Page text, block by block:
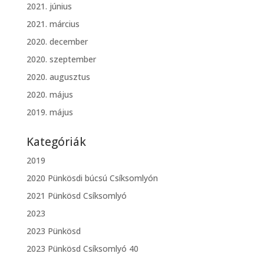
2021. június
2021. március
2020. december
2020. szeptember
2020. augusztus
2020. május
2019. május
Kategóriák
2019
2020 Pünkösdi búcsú Csíksomlyón
2021 Pünkösd Csíksomlyó
2023
2023 Pünkösd
2023 Pünkösd Csíksomlyó 40